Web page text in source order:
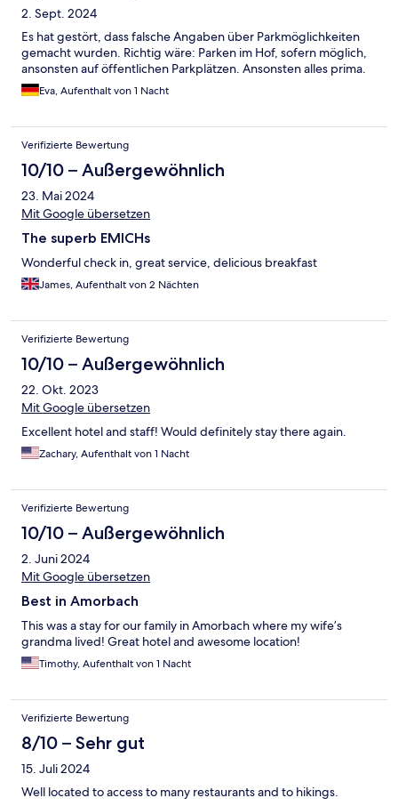
2. Sept. 2024
Es hat gestört, dass falsche Angaben über Parkmöglichkeiten
gemacht wurden. Richtig wäre: Parken im Hof, sofern möglich,
ansonsten auf öffentlichen Parkplätzen. Ansonsten alles prima.
Eva, Aufenthalt von 1 Nacht
Verifizierte Bewertung
10/10 – Außergewöhnlich
23. Mai 2024
Mit Google übersetzen
The superb EMICHs
Wonderful check in, great service, delicious breakfast
James, Aufenthalt von 2 Nächten
Verifizierte Bewertung
10/10 – Außergewöhnlich
22. Okt. 2023
Mit Google übersetzen
Excellent hotel and staff! Would definitely stay there again.
Zachary, Aufenthalt von 1 Nacht
Verifizierte Bewertung
10/10 – Außergewöhnlich
2. Juni 2024
Mit Google übersetzen
Best in Amorbach
This was a stay for our family in Amorbach where my wife’s
grandma lived! Great hotel and awesome location!
Timothy, Aufenthalt von 1 Nacht
Verifizierte Bewertung
8/10 – Sehr gut
15. Juli 2024
Well located to access to many restaurants and to hikings.